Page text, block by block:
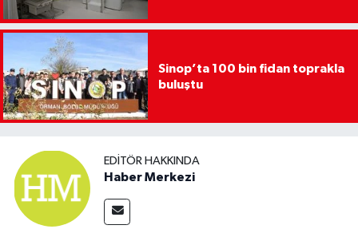
Sinop’ta 100 bin fidan toprakla
buluştu
EDITÖR HAKKINDA
Haber Merkezi